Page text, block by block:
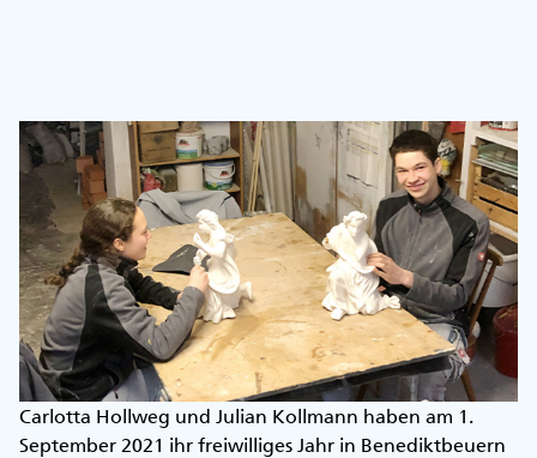
Carlotta Hollweg und Julian Kollmann haben am 1.
September 2021 ihr freiwilliges Jahr in Benediktbeuern